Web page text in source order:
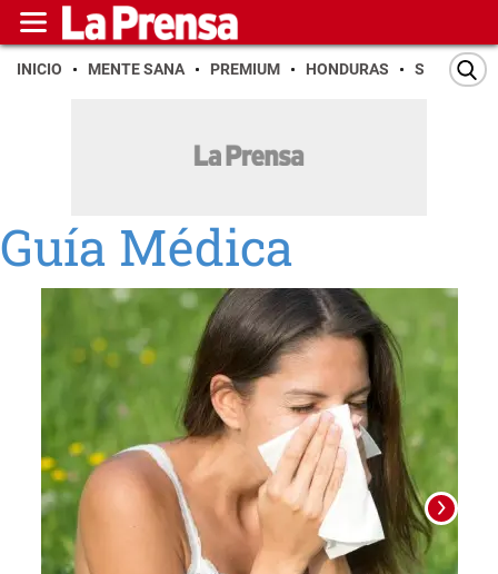
INICIO MENTE SANA PREMIUM HONDURAS SAN PEDRO
Guía Médica